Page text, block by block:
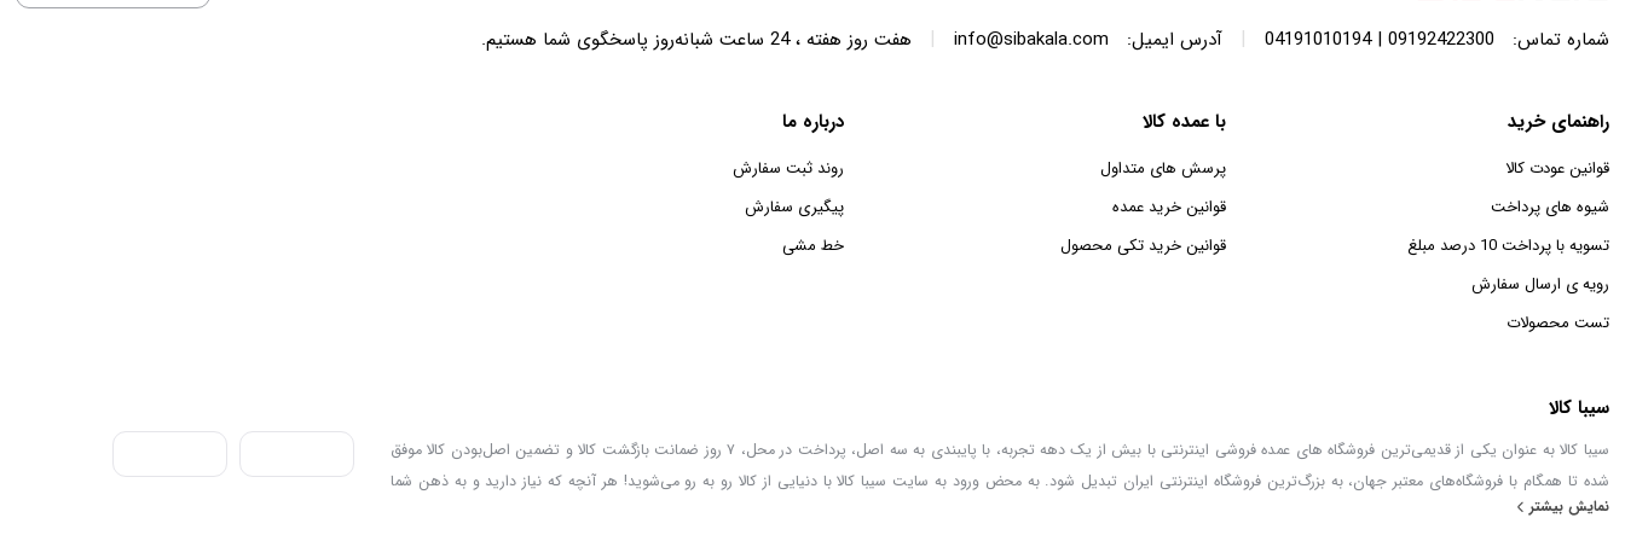
شماره تماس: 09192422300 | 04191010194
| آدرس ایمیل: info@sibakala.com
| هفت روز هفته ، 24 ساعت شبانه‌روز پاسخگوی شما هستیم.
راهنمای خرید
قوانین عودت کالا
شیوه های پرداخت
تسویه با پرداخت 10 درصد مبلغ
رویه ی ارسال سفارش
تست محصولات
با عمده کالا
پرسش های متداول
قوانین خرید عمده
قوانین خرید تکی محصول
درباره ما
روند ثبت سفارش
پیگیری سفارش
خط مشی
سیبا کالا
سیبا کالا به عنوان یکی از قدیمی‌ترین فروشگاه های عمده فروشی اینترنتی با بیش از یک دهه تجربه، با پایبندی به سه اصل، پرداخت در محل، ۷ روز ضمانت بازگشت کالا و تضمین اصل‌بودن کالا موفق
شده تا همگام با فروشگاه‌های معتبر جهان، به بزرگ‌ترین فروشگاه اینترنتی ایران تبدیل شود. به محض ورود به سایت سیبا کالا با دنیایی از کالا رو به رو می‌شوید! هر آنچه که نیاز دارید و به ذهن شما
خطور می‌کند در اینجا پیدا خواهید کرد.
نمایش بیشتر